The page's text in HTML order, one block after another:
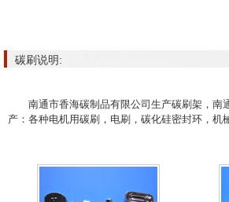
碳刷说明:
南通市香海碳制品有限公司生产碳刷架，南
产：各种电机用碳刷，电刷，碳化硅密封环，